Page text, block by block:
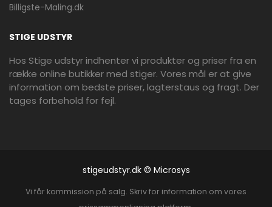
Billigste-Maling.dk
STIGE UDSTYR
Hos Stige udstyr indhenter vi produkter og priser fra en
række online butikker med stiger. Vores mål er at give
information om bedste priser, lagterstaus og fragt. Der
tages forbehold for fejl.
stigeudstyr.dk © Microsys
Vi får kommission på salg. Skriv for information om vores